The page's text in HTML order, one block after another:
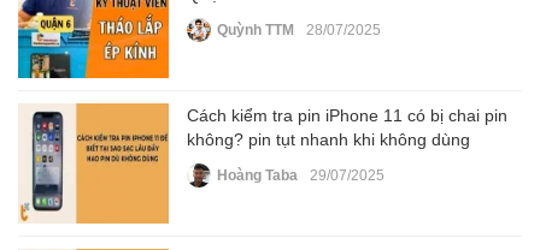
Quỳnh TTM 28/07/2025
Cách kiểm tra pin iPhone 11 có bị chai pin
không? pin tụt nhanh khi không dùng
Hoàng Taba 29/07/2025